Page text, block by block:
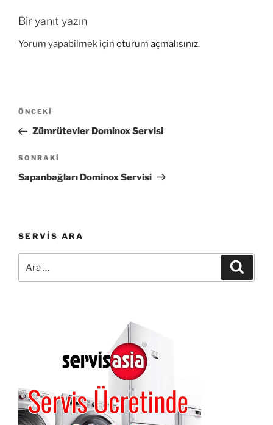
Bir yanıt yazın
Yorum yapabilmek için oturum açmalısınız.
Yazı
Önceki
Yazı
ÖNCEKI
Zümrütevler Dominox Servisi
Sonraki
Yazı
SONRAKI
Sapanbağları Dominox Servisi
SERVIS ARA